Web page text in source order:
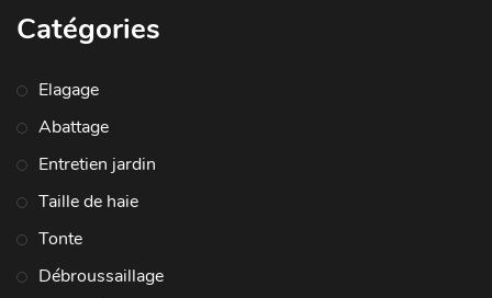
Catégories
Elagage
Abattage
Entretien jardin
Taille de haie
Tonte
Débroussaillage